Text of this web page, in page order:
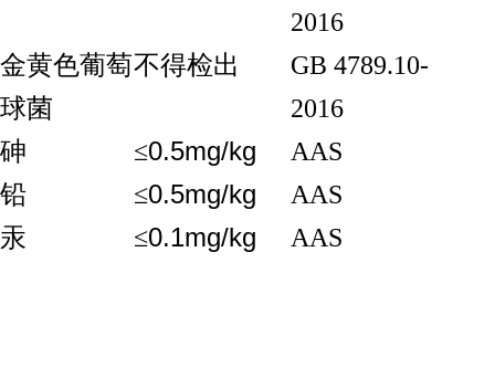
2016
金黄色葡萄
球菌
不得检出
GB 4789.10-
2016
砷
≤0.5mg/kg
AAS
铅
≤0.5mg/kg
AAS
汞
≤0.1mg/kg AAS